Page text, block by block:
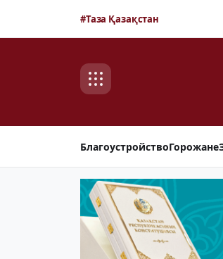
#Таза Қазақстан
БлагоустройствоГорожане